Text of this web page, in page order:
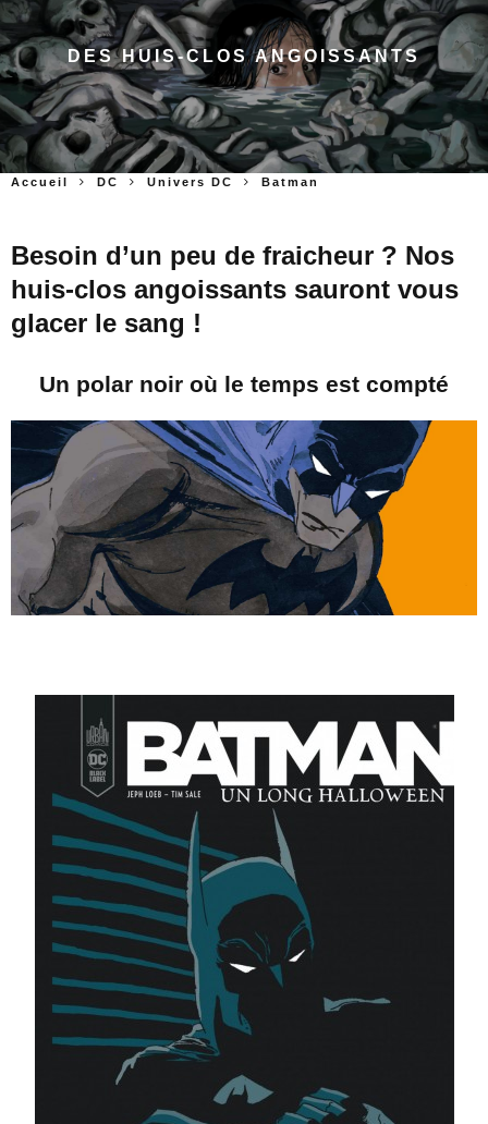
DES HUIS-CLOS ANGOISSANTS
Accueil DC Univers DC Batman
Besoin d’un peu de fraicheur ? Nos
huis-clos angoissants sauront vous
glacer le sang !
Un polar noir où le temps est compté